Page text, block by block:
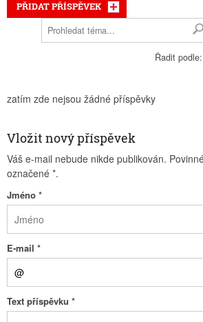
PŘIDAT PŘÍSPĚVEK
Řadit podle:
zatím zde nejsou žádné příspěvky
Vložit nový příspěvek
Váš e-mail nebude nikde publikován.
označené *.
Jméno *
E-mail *
Text příspěvku *